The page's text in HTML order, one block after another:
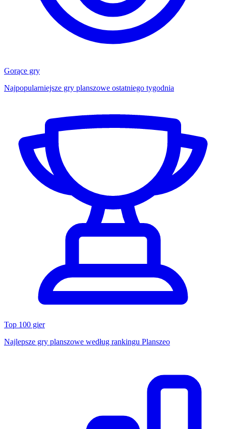
Gorące gry
Najpopularniejsze gry planszowe ostatniego tygodnia
Top 100 gier
Najlepsze gry planszowe według rankingu Planszeo